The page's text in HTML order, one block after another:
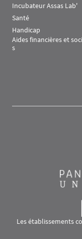
Incubateur Assas Lab'
Santé
Handicap
Aides financières et
s
Les établissements